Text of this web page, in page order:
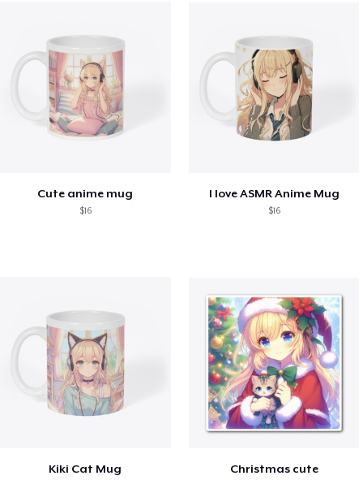
Cute anime mug
$16
I love ASMR Anime Mug
$16
Kiki Cat Mug Christmas cute